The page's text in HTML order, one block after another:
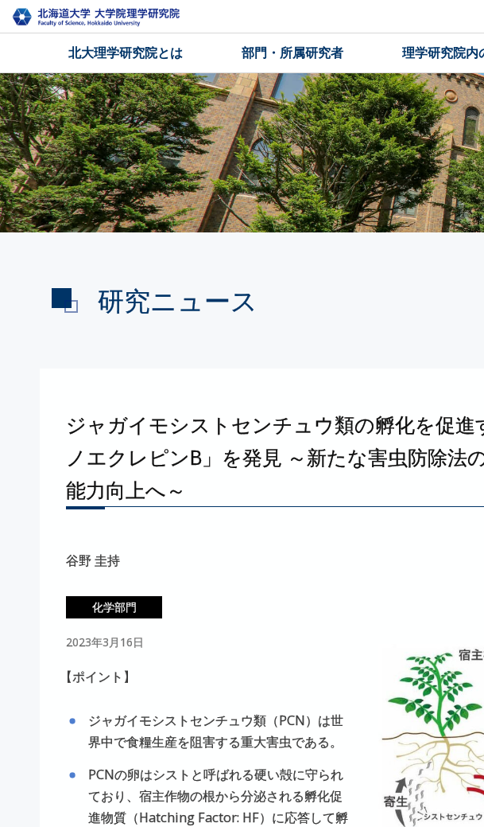
北大理学研究院とは 部門・所属研究者 理学研究院内
研究ニュース
ジャガイモシストセンチュウ類の孵化を促進
ノエクレピンB」を発見 ～新たな害虫防除法
能力向上へ～
谷野 圭持
化学部門
2023年3月16日
【ポイント】
ジャガイモシストセンチュウ類（PCN）は世
界中で食糧生産を阻害する重大害虫である。
PCNの卵はシストと呼ばれる硬い殻に守られ
ており、宿主作物の根から分泌される孵化促
進物質（Hatching Factor: HF）に応答して孵